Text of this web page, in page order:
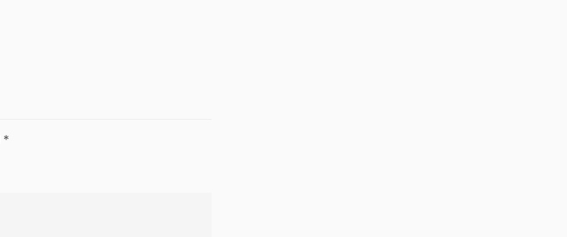
*